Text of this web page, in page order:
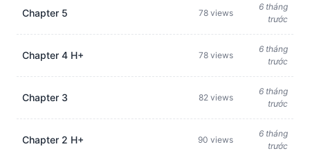
Chapter 5 78 views
6 tháng
trước
Chapter 4 H+ 78 views
6 tháng
trước
Chapter 3 82 views
6 tháng
trước
Chapter 2 H+ 90 views
6 tháng
trước